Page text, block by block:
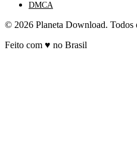
DMCA
© 2026 Planeta Download. Todos
Feito com ♥ no Brasil